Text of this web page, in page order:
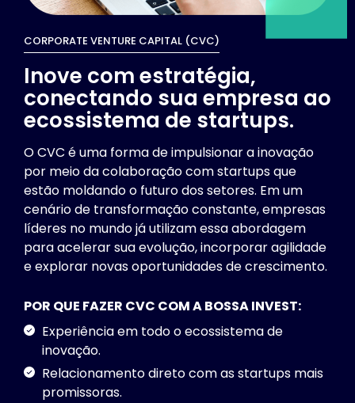
CORPORATE VENTURE CAPITAL (CVC)
Inove com estratégia,
conectando sua empresa ao
ecossistema de startups.
O CVC é uma forma de impulsionar a inovação
por meio da colaboração com startups que
estão moldando o futuro dos setores. Em um
cenário de transformação constante, empresas
líderes no mundo já utilizam essa abordagem
para acelerar sua evolução, incorporar agilidade
e explorar novas oportunidades de crescimento.
POR QUE FAZER CVC COM A BOSSA INVEST:
Experiência em todo o ecossistema de
inovação.
Relacionamento direto com as startups mais
promissoras.